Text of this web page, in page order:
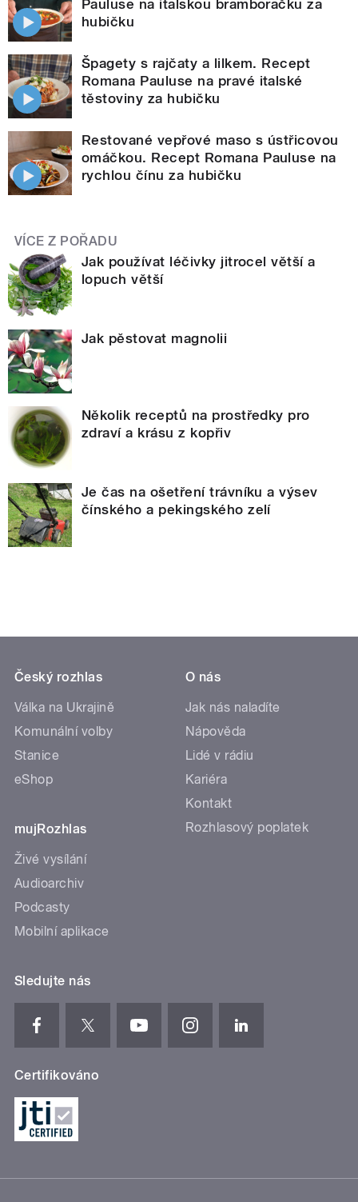
Pauluse na italskou bramboračku za
hubičku
Špagety s rajčaty a lilkem. Recept
Romana Pauluse na pravé italské
těstoviny za hubičku
Restované vepřové maso s ústřicovou
omáčkou. Recept Romana Pauluse na
rychlou čínu za hubičku
VÍCE Z POŘADU
Jak používat léčivky jitrocel větší a
lopuch větší
Jak pěstovat magnolii
Několik receptů na prostředky pro
zdraví a krásu z kopřiv
Je čas na ošetření trávníku a výsev
čínského a pekingského zelí
Český rozhlas
Válka na Ukrajině
Komunální volby
Stanice
eShop
mujRozhlas
Živé vysílání
Audioarchiv
Podcasty
Mobilní aplikace
O nás
Jak nás naladíte
Nápověda
Lidé v rádiu
Kariéra
Kontakt
Rozhlasový poplatek
Sledujte nás
Certifikováno